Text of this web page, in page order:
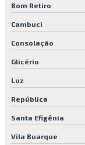
Empresa de
Empresa de
Empresa de
Empresa de
Empresa de
Bom Retiro
Cambuci
Consolação
Glicério
Luz
República
Santa Efigênia
Vila Buarque